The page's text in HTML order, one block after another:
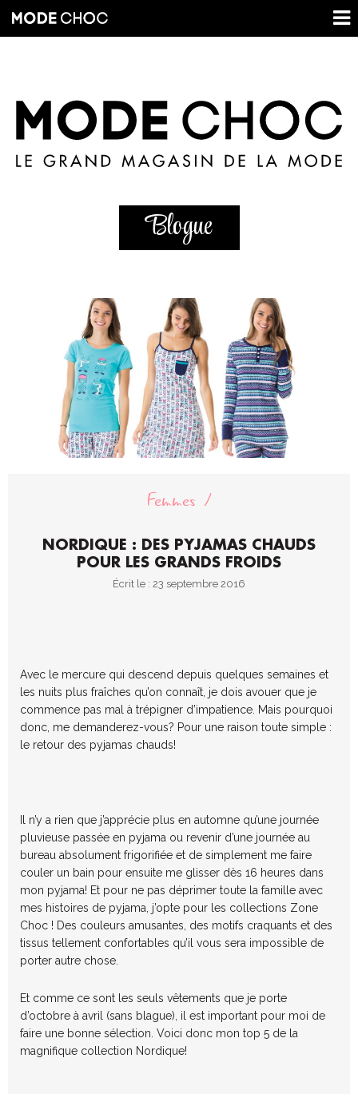
Blogue
Femmes
NORDIQUE : DES PYJAMAS CHAUDS
POUR LES GRANDS FROIDS
Écrit le : 23 septembre 2016
Avec le mercure qui descend depuis quelques semaines et
les nuits plus fraîches qu’on connaît, je dois avouer que je
commence pas mal à trépigner d’impatience. Mais pourquoi
donc, me demanderez-vous? Pour une raison toute simple :
le retour des pyjamas chauds!
Il n’y a rien que j’apprécie plus en automne qu’une journée
pluvieuse passée en pyjama ou revenir d’une journée au
bureau absolument frigorifiée et de simplement me faire
couler un bain pour ensuite me glisser dès 16 heures dans
mon pyjama! Et pour ne pas déprimer toute la famille avec
mes histoires de pyjama, j’opte pour les collections Zone
Choc ! Des couleurs amusantes, des motifs craquants et des
tissus tellement confortables qu’il vous sera impossible de
porter autre chose.
Et comme ce sont les seuls vêtements que je porte
d’octobre à avril (sans blague), il est important pour moi de
faire une bonne sélection. Voici donc mon top 5 de la
magnifique collection Nordique!